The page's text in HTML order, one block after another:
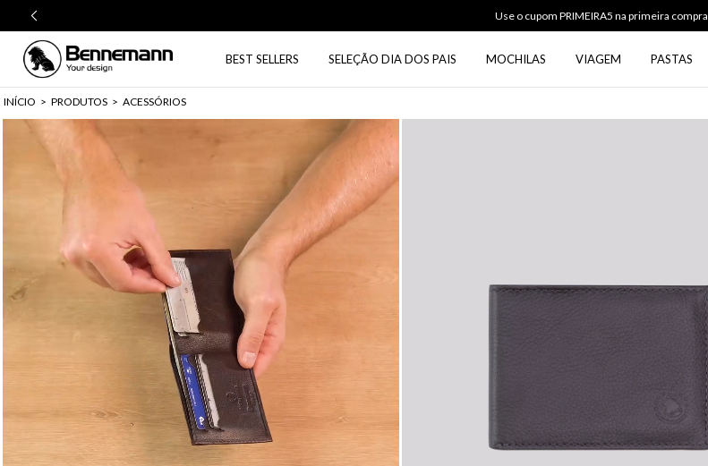
Use o cupom PRIMEIRA5 na primeira compra
BEST SELLERS SELEÇÃO DIA DOS PAIS MOCHILAS VIAGEM PASTAS
INÍCIO > PRODUTOS > ACESSÓRIOS